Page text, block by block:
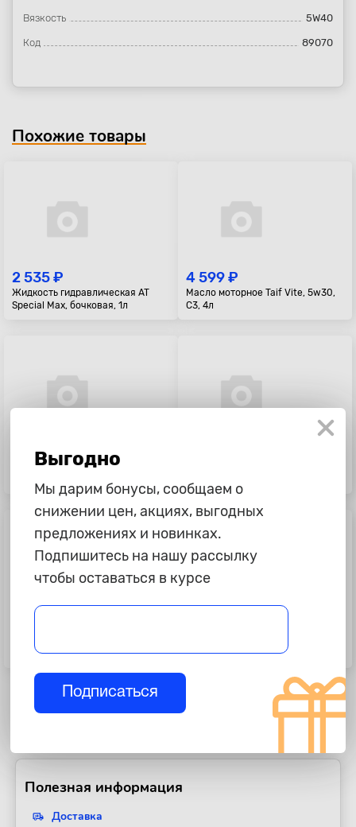
Вязкость 5W40
Код 89070
Похожие товары
2 535 ₽
Жидкость гидравлическая AT
Special Max, бочковая, 1л
4 599 ₽
Масло моторное Taif Vite, 5w30,
C3, 4л
2 625 ₽
Масло моторное Zic X4, 10W40, 4л
A5/B5, синтетика, 5л., картон
Полезная информация
Доставка
Выгодно
Мы дарим бонусы, сообщаем о
снижении цен, акциях, выгодных
предложениях и новинках.
Подпишитесь на нашу рассылку
чтобы оставаться в курсе
Подписаться